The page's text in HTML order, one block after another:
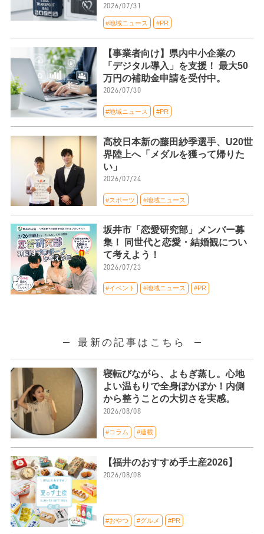
2026/07/31
#地域ニュース #PR
【事業者向け】県内中小企業の
「デジタル導入」を支援！ 最大50
万円の補助金申請を受付中。
2026/07/30
#地域ニュース #PR
高校日本新の藤田紗季選手、U20世
界陸上へ「メダルを獲って帰りた
い」
2026/07/24
#スポーツ #地域ニュース
坂井市「恋愛研究部」メンバー募
集！ 同世代と恋愛・結婚観につい
て考えよう！
2026/07/23
#イベント #地域ニュース #PR
最新の記事はこちら
寝転びながら、よもぎ蒸し。心地
よい温もりで全身ぽかぽか！内側
から整うことの大切さを実感。
2026/08/08
#コラム #連載
【福井のおすすめ手土産2026】
2026/08/08
#おやつ #グルメ #PR